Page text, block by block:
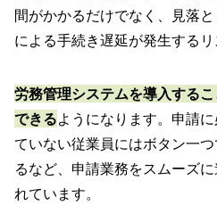
間がかかるだけでなく、見落
による手続き遅延が発生するリ
労務管理システムを導入する
できるようになります。申請
ていない従業員にはボタン一
るなど、申請業務をスムーズ
れています。